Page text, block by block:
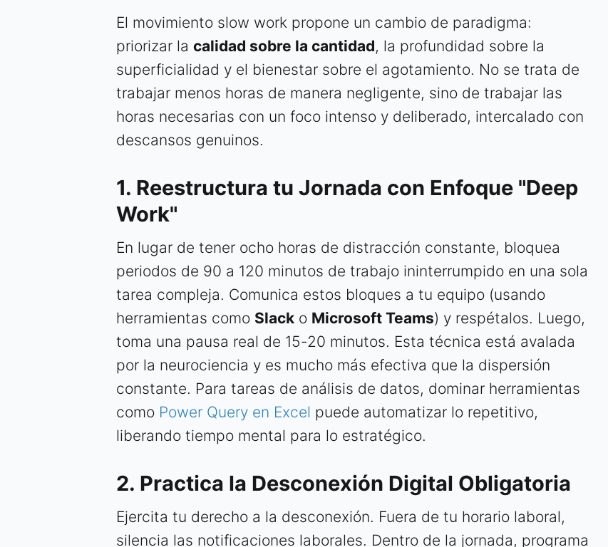
El movimiento slow work propone un cambio de paradigma:
priorizar la calidad sobre la cantidad, la profundidad sobre la
superficialidad y el bienestar sobre el agotamiento. No se trata de
trabajar menos horas de manera negligente, sino de trabajar las
horas necesarias con un foco intenso y deliberado, intercalado con
descansos genuinos.
1. Reestructura tu Jornada con Enfoque "Deep
Work"
En lugar de tener ocho horas de distracción constante, bloquea
periodos de 90 a 120 minutos de trabajo ininterrumpido en una sola
tarea compleja. Comunica estos bloques a tu equipo (usando
herramientas como Slack o Microsoft Teams) y respétalos. Luego,
toma una pausa real de 15-20 minutos. Esta técnica está avalada
por la neurociencia y es mucho más efectiva que la dispersión
constante. Para tareas de análisis de datos, dominar herramientas
como Power Query en Excel puede automatizar lo repetitivo,
liberando tiempo mental para lo estratégico.
2. Practica la Desconexión Digital Obligatoria
Ejercita tu derecho a la desconexión. Fuera de tu horario laboral,
silencia las notificaciones laborales. Dentro de la jornada, programa